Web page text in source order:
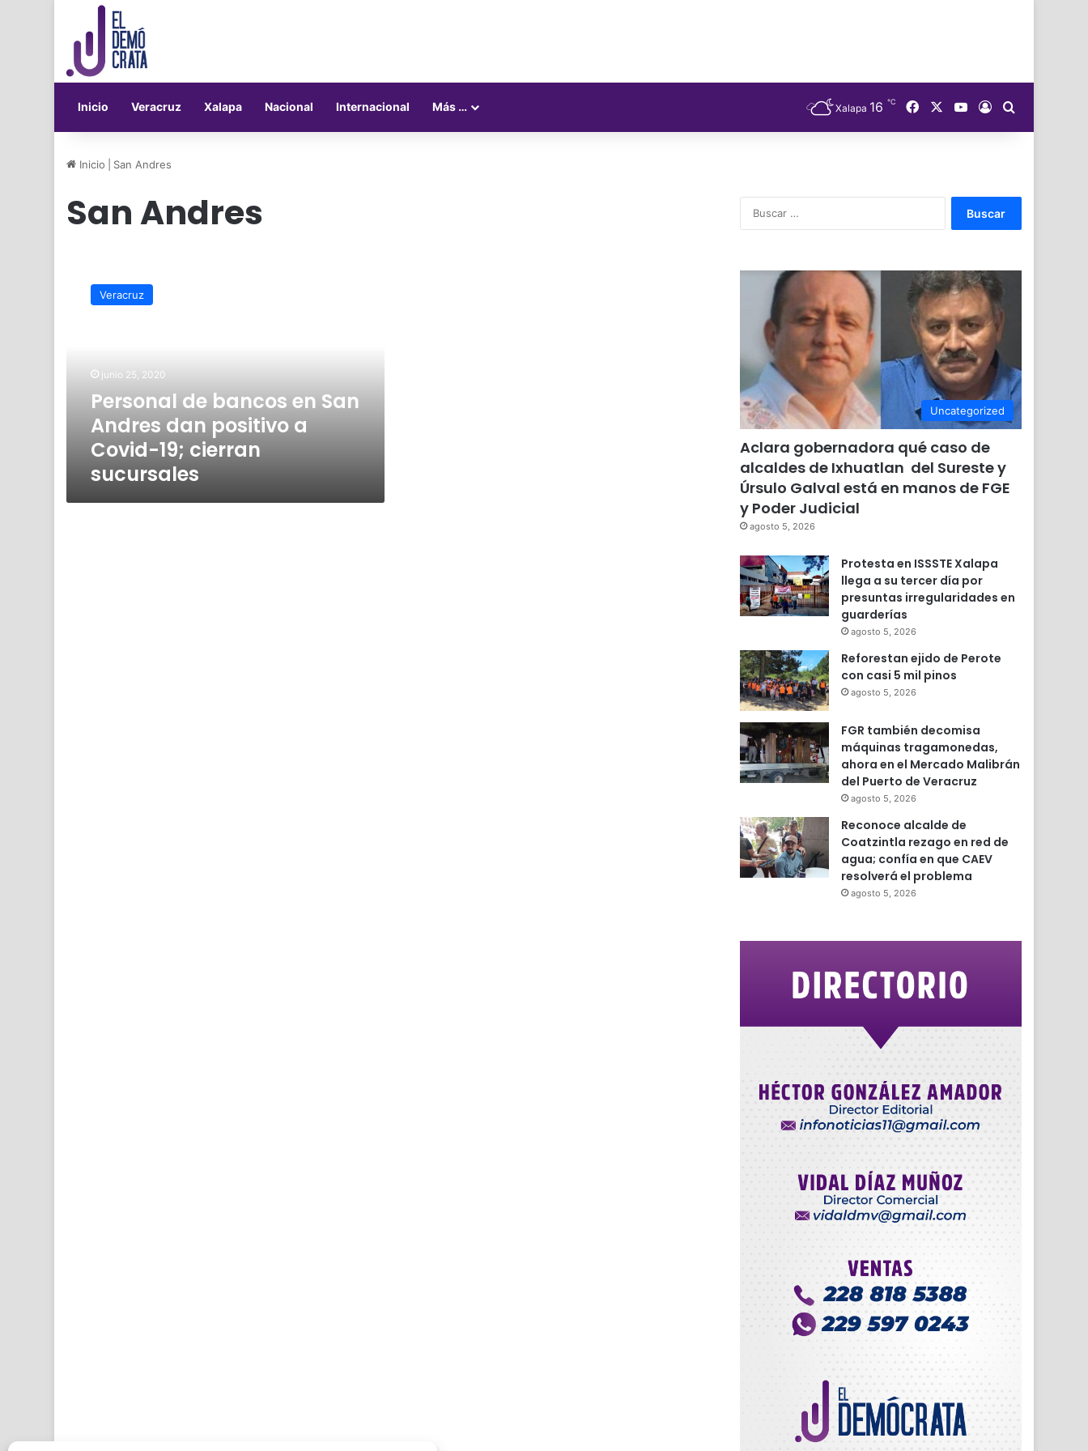
Inicio Veracruz Xalapa Nacional Internacional Más … Xalapa 16 ℃ FacebookYouTube
Acceso
Inicio San Andres
San Andres
bancos
Covid-
cierran
sucursales
Veracruz
junio 25, 2020
Personal de bancos en San
Andres dan positivo a
Covid-19; cierran
sucursales
Uncategorized
Aclara gobernadora qué caso de
alcaldes de Ixhuatlan del Sureste y
Úrsulo Galval está en manos de FGE
y Poder Judicial
agosto 5, 2026
Protesta en ISSSTE Xalapa
llega a su tercer día por
presuntas irregularidades en
guarderías
agosto 5, 2026
Reforestan ejido de Perote
con casi 5 mil pinos
agosto 5, 2026
FGR también decomisa
máquinas tragamonedas,
ahora en el Mercado Malibrán
del Puerto de Veracruz
agosto 5, 2026
Reconoce alcalde de
Coatzintla rezago en red de
agua; confía en que CAEV
resolverá el problema
agosto 5, 2026